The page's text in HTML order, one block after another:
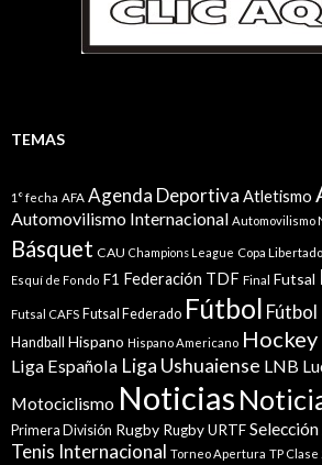
TEMAS
1° fecha AFA Agenda Deportiva Atletismo
Automovilismo Internacional Automovilismo
Básquet CAU Champions League Copa
Esquí de Fondo F1 Federación TDF Final Futsal
Futsal CAFS Futsal Federado Fútbol
Handball Hispano Hispano Americano
Liga Española Liga Ushuaiense LNB
Motociclismo Noticias
Primera División Rugby Rugby URTF
Tenis Internacional Torneo Apertura TP Clase